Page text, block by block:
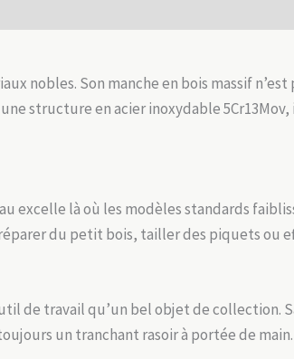
&
Massif
nobles. Son manche en bois massif
structure en acier inoxydable
excelle là où les modèles standards
du petit bois, tailler des piquets ou
de travail qu’un bel objet de collection.
un tranchant rasoir à portée de main.